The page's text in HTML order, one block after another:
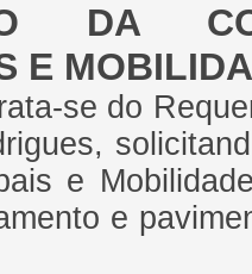
DA
E
se do
e
e